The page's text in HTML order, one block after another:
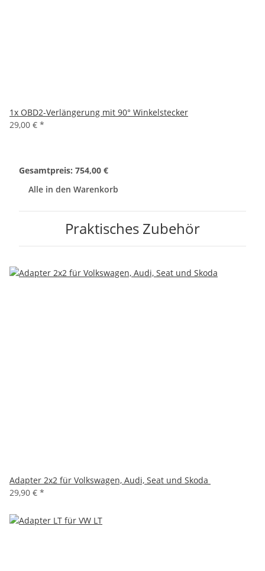
1x OBD2-Verlängerung mit 90° Winkelstecker
29,00 € *
Gesamtpreis: 754,00 €
Alle in den Warenkorb
Praktisches Zubehör
Adapter 2x2 für Volkswagen, Audi, Seat und Skoda
29,90 € *